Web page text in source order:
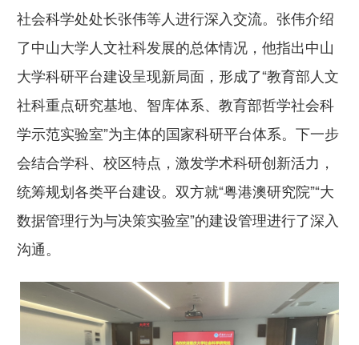
社会科学处处长张伟等人进行深入交流。张伟介绍
了中山大学人文社科发展的总体情况，他指出中山
大学科研平台建设呈现新局面，形成了“教育部人文
社科重点研究基地、智库体系、教育部哲学社会科
学示范实验室”为主体的国家科研平台体系。下一步
会结合学科、校区特点，激发学术科研创新活力，
统筹规划各类平台建设。双方就“粤港澳研究院”“大
数据管理行为与决策实验室”的建设管理进行了深入
沟通。